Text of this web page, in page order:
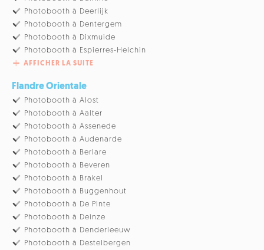
Photobooth à Deerlijk
Photobooth à Dentergem
Photobooth à Dixmuide
Photobooth à Espierres-Helchin
AFFICHER LA SUITE
Flandre Orientale
Photobooth à Alost
Photobooth à Aalter
Photobooth à Assenede
Photobooth à Audenarde
Photobooth à Berlare
Photobooth à Beveren
Photobooth à Brakel
Photobooth à Buggenhout
Photobooth à De Pinte
Photobooth à Deinze
Photobooth à Denderleeuw
Photobooth à Destelbergen